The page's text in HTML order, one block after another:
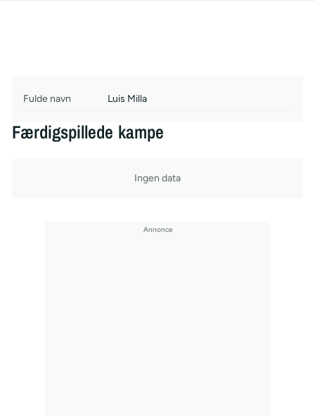
Fulde navn Luis Milla
Færdigspillede kampe
Ingen data